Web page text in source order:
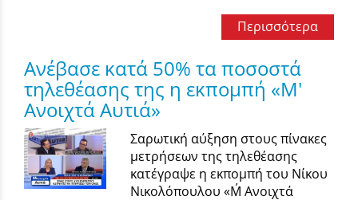
Περισσότερα
Ανέβασε κατά 50% τα ποσοστά
τηλεθέασης της η εκπομπή «Μ'
Ανοιχτά Αυτιά»
Σαρωτική αύξηση στους πίνακες
μετρήσεων της τηλεθέασης
κατέγραψε η εκπομπή του Νίκου
Νικολόπουλου «Μ΄ Ανοιχτά